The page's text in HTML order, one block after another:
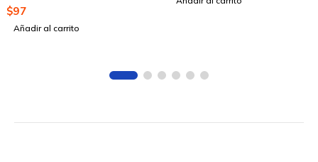
$97
Añadir al carrito